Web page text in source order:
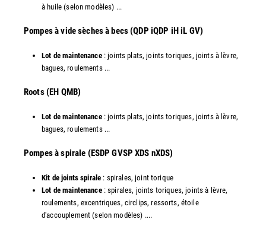
à huile (selon modèles) ...
​Pompes à vide sèches à becs (QDP iQDP iH iL GV)
Lot de maintenance: joints plats, joints toriques, joints à lèvre,
bagues, roulements ...
Roots (EH QMB)
Lot de maintenance : joints plats, joints toriques, joints à lèvre,
bagues, roulements ...
​Pompes à spirale (ESDP GVSP XDS nXDS)
Kit de joints spirale : spirales, joint torique
Lot de maintenance: spirales, joints toriques, joints à lèvre,
roulements, excentriques, circlips, ressorts, étoile
d'accouplement (selon modèles) ....​